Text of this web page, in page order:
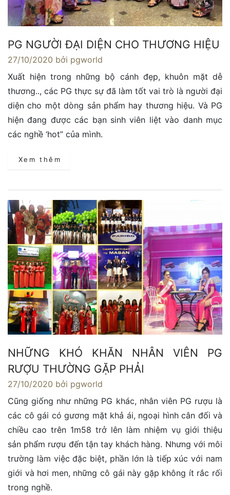
PG NGƯỜI ĐẠI DIỆN CHO THƯƠNG HIỆU
27/10/2020 bởi pgworld
Xuất hiện trong những bộ cánh đẹp, khuôn mặt dễ
thương.., các PG thực sự đã làm tốt vai trò là người đại
diện cho một dòng sản phẩm hay thương hiệu. Và PG
hiện đang được các bạn sinh viên liệt vào danh mục
các nghề ‘hot” của mình.
Xem thêm
NHỮNG KHÓ KHĂN NHÂN VIÊN PG
RƯỢU THƯỜNG GẶP PHẢI
27/10/2020 bởi pgworld
Cũng giống như những PG khác, nhân viên PG rượu là
các cô gái có gương mặt khả ái, ngoại hình cân đối và
chiều cao trên 1m58 trở lên làm nhiệm vụ giới thiệu
sản phẩm rượu đến tận tay khách hàng. Nhưng với môi
trường làm việc đặc biệt, phần lớn là tiếp xúc với nam
giới và hơi men, những cô gái này gặp không ít rắc rối
trong nghề.